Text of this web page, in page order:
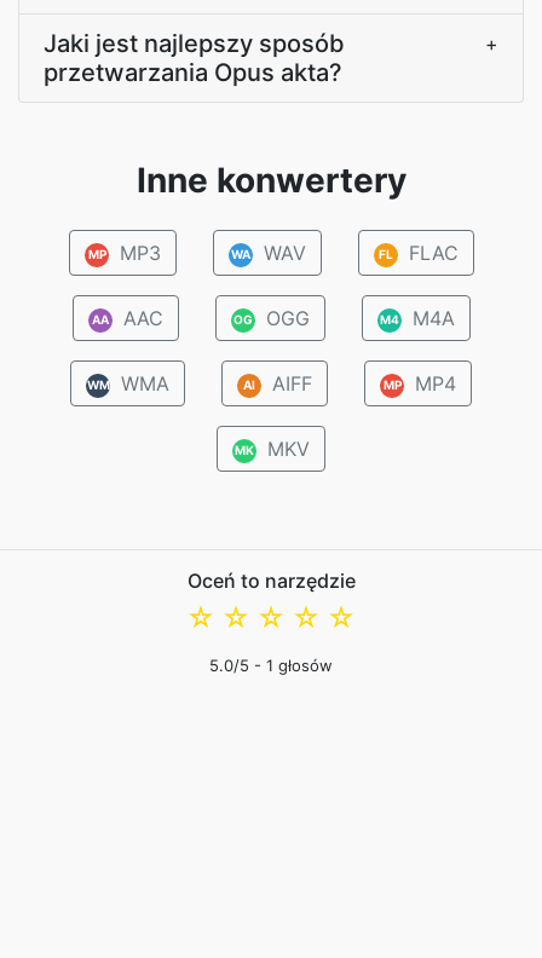
Jaki jest najlepszy sposób
przetwarzania Opus akta?
+
Inne konwertery
MP MP3 WA WAV FL FLAC
AA AAC OG OGG M4 M4A
WM WMA AI AIFF MP MP4
MK MKV
Oceń to narzędzie
☆
☆
☆
☆
☆
5.0/5 - 1 głosów